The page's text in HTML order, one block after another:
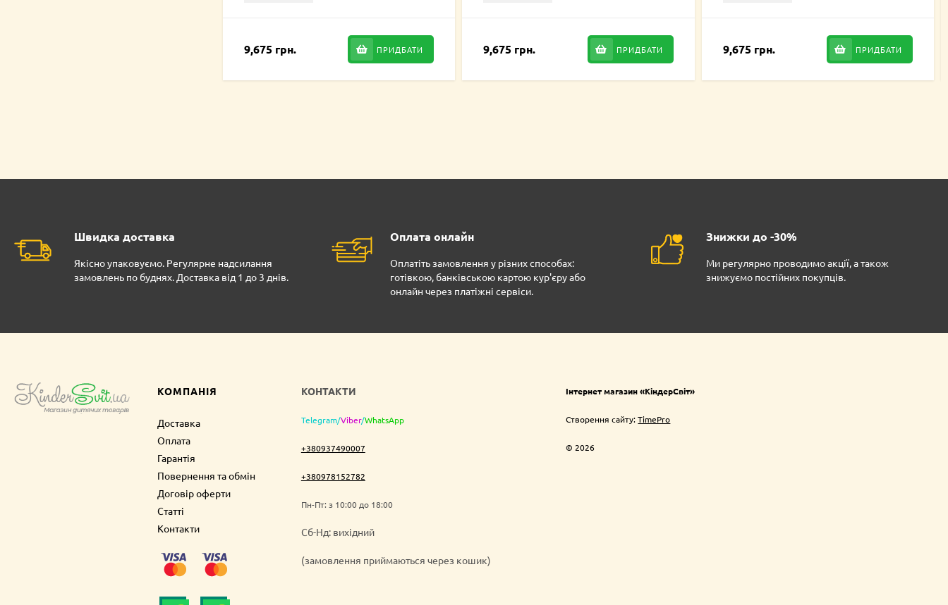
9,675 грн. ПРИДБАТИ 9,675 грн. ПРИДБАТИ 9,675 грн. ПРИДБАТИ
Швидка доставка
Якісно упаковуємо. Регулярне надсилання
замовлень по буднях. Доставка від 1 до 3 днів.
Оплата онлайн
Оплатіть замовлення у різних способах:
готівкою, банківською картою кур'єру або
онлайн через платіжні сервіси.
Знижки до -30%
Ми регулярно проводимо акції, а також
знижуємо постійних покупців.
КОМПАНІЯ
Доставка
Оплата
Гарантія
Повернення та обмін
Договір оферти
Статті
Контакти
КОНТАКТИ
Telegram/Viber/WhatsApp
+380937490007
+380978152782
Пн-Пт: з 10:00 до 18:00
Cб-Нд: вихідний
(замовлення приймаються через кошик)
Інтернет магазин «КіндерСвіт»
Створення сайту:TimePro
© 2026